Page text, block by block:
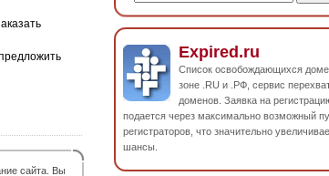
сайта. Вы
Expired.ru
Список освобождающихся
зоне .RU и .РФ, сервис
доменов. Заявка на
подается через максимально возможный
регистраторов, что значительно
шансы.